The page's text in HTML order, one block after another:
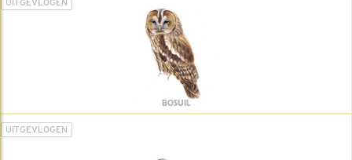
UITGEVLOGEN
BOSUIL
UITGEVLOGEN